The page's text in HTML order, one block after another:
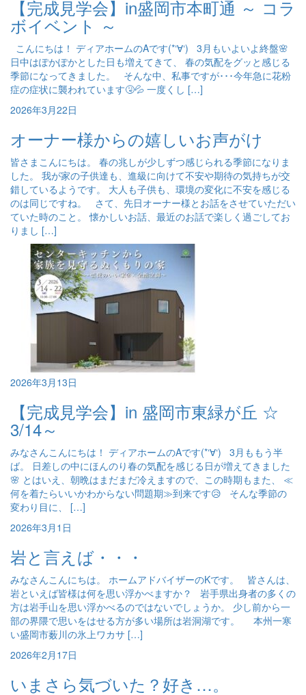
【完成見学会】in盛岡市本町通 ～ コラ
ボイベント ～
こんにちは！ ディアホームのAです(*‘∀‘) 3月もいよいよ終盤🌸
日中はぽかぽかとした日も増えてきて、 春の気配をグッと感じる
季節になってきました。 そんな中、私事ですが･･･今年急に花粉
症の症状に襲われています🤧💦 一度くし […]
2026年3月22日
オーナー様からの嬉しいお声がけ
皆さまこんにちは。 春の兆しが少しずつ感じられる季節になりま
した。 我が家の子供達も、進級に向けて不安や期待の気持ちが交
錯しているようです。 大人も子供も、環境の変化に不安を感じる
のは同じですね。 さて、先日オーナー様とお話をさせていただい
ていた時のこと。 懐かしいお話、最近のお話で楽しく過ごしてお
りまし […]
2026年3月13日
【完成見学会】in 盛岡市東緑が丘 ☆
3/14～
みなさんこんにちは！ ディアホームのAです(*‘∀‘) 3月ももう半
ば。 日差しの中にほんのり春の気配を感じる日が増えてきました
🌸 とはいえ、朝晩はまだまだ冷えますので、この時期もまた、 ≪
何を着たらいいかわからない問題期≫到来です😥 そんな季節の
変わり目に、 […]
2026年3月1日
岩と言えば・・・
みなさんこんにちは。 ホームアドバイザーのKです。 皆さんは、
岩といえば皆様は何を思い浮かべますか？ 岩手県出身者の多くの
方は岩手山を思い浮かべるのではないでしょうか。 少し前から一
部の界隈で思いをはせる方が多い場所は岩洞湖です。 本州一寒
い盛岡市薮川の氷上ワカサ […]
2026年2月17日
いまさら気づいた？好き…。